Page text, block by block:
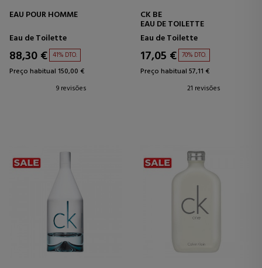
EAU POUR HOMME
Eau de Toilette
88,30 € 41% DTO.
Preço habitual 150,00 €
9 revisões
CK BE
EAU DE TOILETTE
Eau de Toilette
17,05 € 70% DTO.
Preço habitual 57,11 €
21 revisões